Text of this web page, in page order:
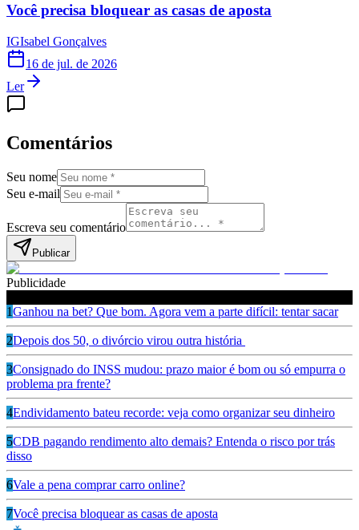
Você precisa bloquear as casas de aposta
IGIsabel Gonçalves
16 de jul. de 2026
Ler
Comentários
Seu nome
Seu e-mail
Escreva seu comentário
Publicar
Publicidade
1Ganhou na bet? Que bom. Agora vem a parte difícil: tentar sacar
2Depois dos 50, o divórcio virou outra história
3Consignado do INSS mudou: prazo maior é bom ou só empurra o
problema pra frente?
4Endividamento bateu recorde: veja como organizar seu dinheiro
5CDB pagando rendimento alto demais? Entenda o risco por trás
disso
6Vale a pena comprar carro online?
7Você precisa bloquear as casas de aposta